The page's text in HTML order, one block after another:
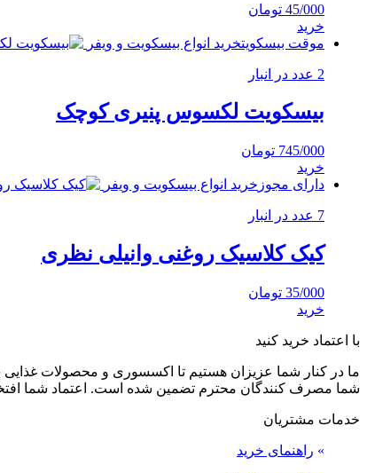
45/000 تومان
خرید
موقت بیسکویتخرید انواع بیسکویت و ویفر
2 عدد در انبار
بیسکویت لکسوس پنیری کوچک
745/000 تومان
خرید
دارای مجوز خرید انواع بیسکویت و ویفر
7 عدد در انبار
کیک کلاسیک روغنی وانیلی نظری
35/000 تومان
خرید
با اعتماد خرید کنید
ما در کنار شما عزیزان هستیم تا اکسسوری و محصولات غذایی
شما مصرف کنندگان محترم تضمین شده است. اعتماد شما
خدمات مشتریان
» راهنمای خرید